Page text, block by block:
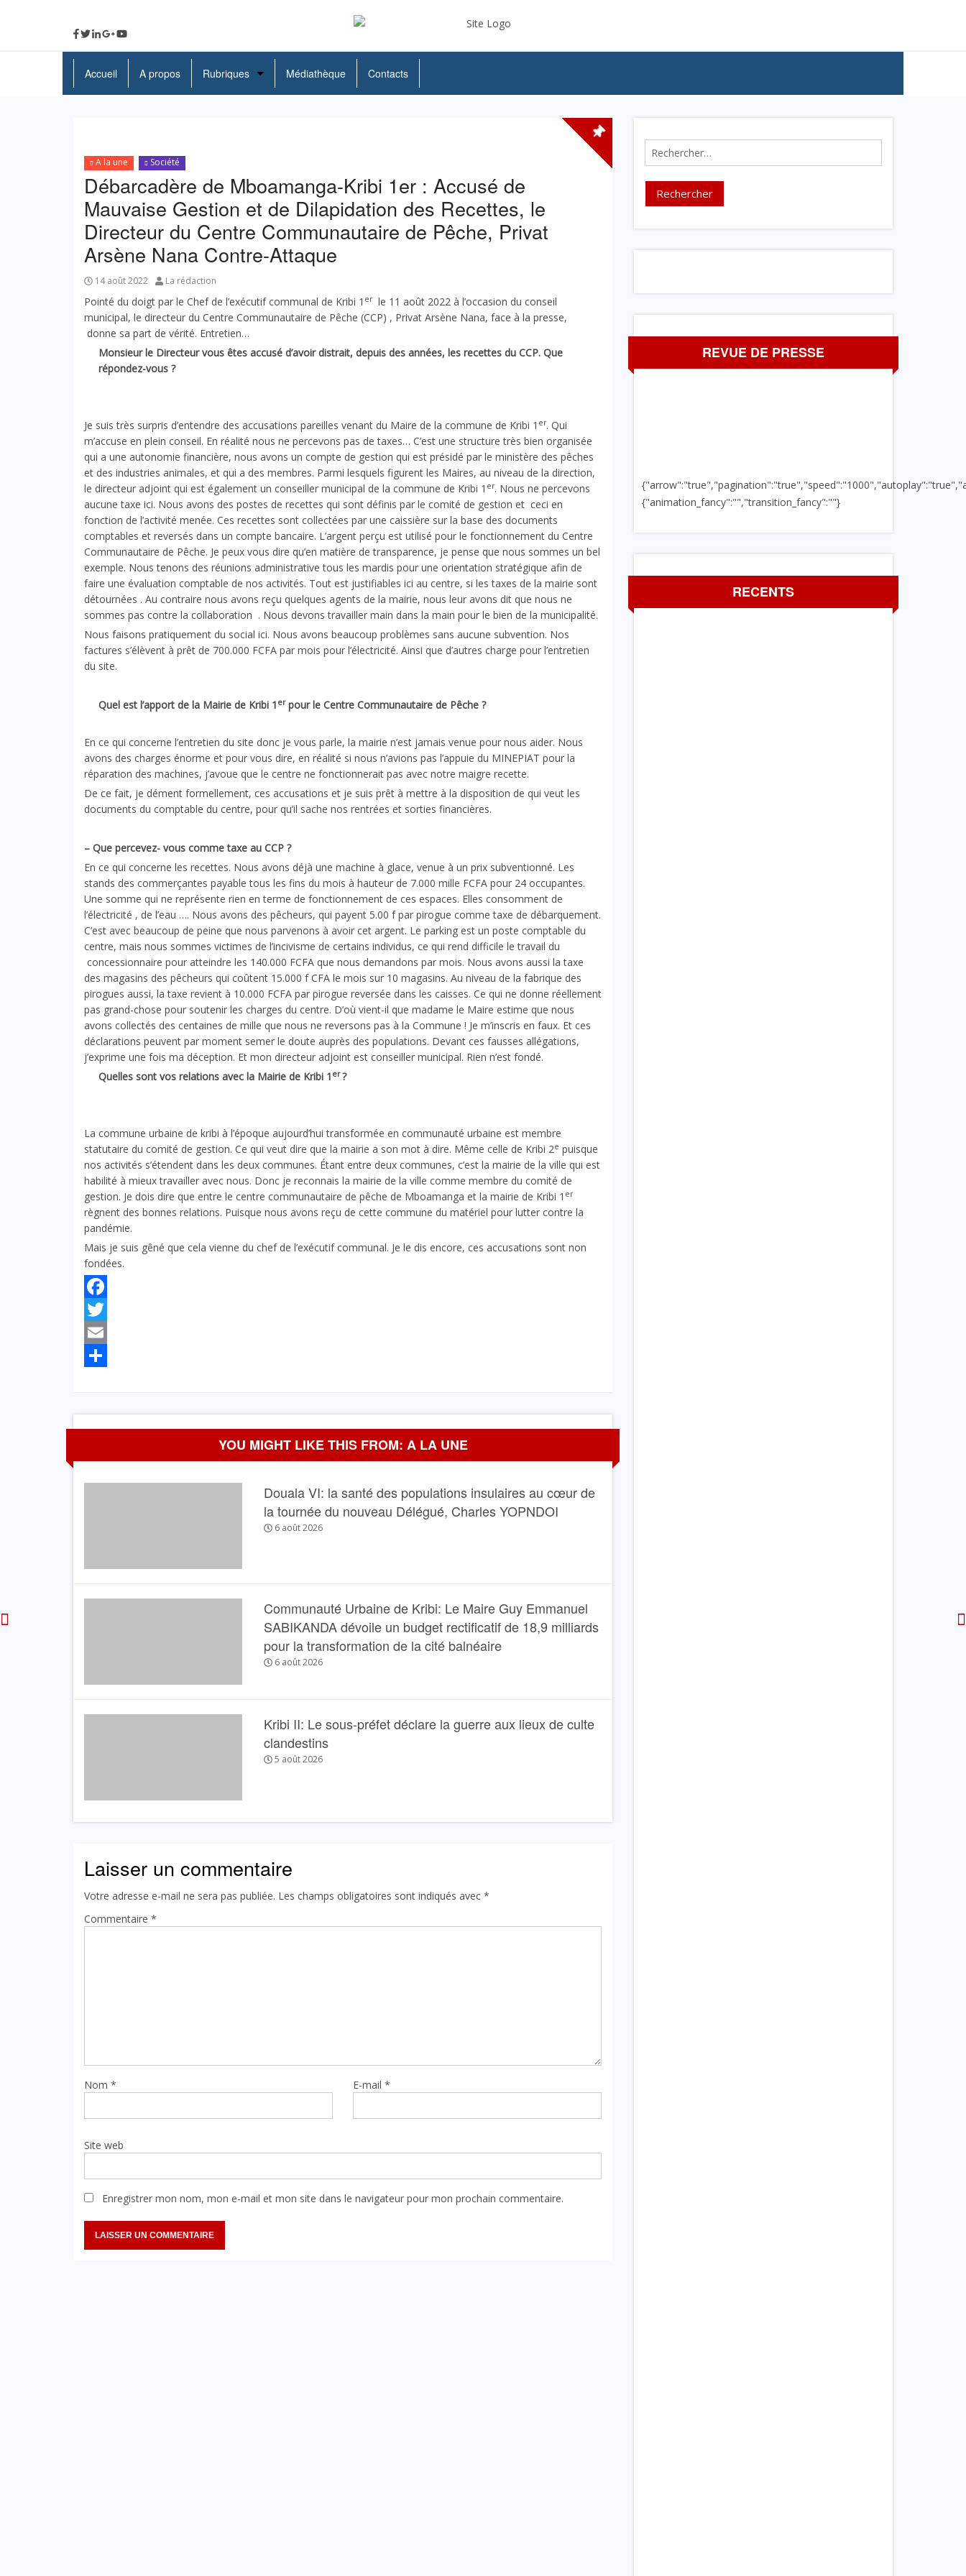
Accueil A propos Rubriques
Education
Société
Santé
Médiathèque Contacts
A la une Société
Débarcadère de Mboamanga-Kribi 1er : Accusé de
Mauvaise Gestion et de Dilapidation des Recettes, le
Directeur du Centre Communautaire de Pêche, Privat
Arsène Nana Contre-Attaque
14 août 2022 La rédaction
Pointé du doigt par le Chef de l’exécutif communal de Kribi 1 erle 11 août 2022 à l’occasion du conseil
municipal, le directeur du Centre Communautaire de Pêche (CCP) , Privat Arsène Nana, face à la presse,
donne sa part de vérité. Entretien…
Monsieur le Directeur vous êtes accusé d’avoir distrait, depuis des années, les recettes du CCP. Que
répondez-vous ?
Je suis très surpris d’entendre des accusations pareilles venant du Maire de la commune de Kribi 1 er. Qui
m’accuse en plein conseil. En réalité nous ne percevons pas de taxes… C’est une structure très bien organisée
qui a une autonomie financière, nous avons un compte de gestion qui est présidé par le ministère des pêches
et des industries animales, et qui a des membres. Parmi lesquels figurent les Maires, au niveau de la direction,
le directeur adjoint qui est également un conseiller municipal de la commune de Kribi 1 er. Nous ne percevons
aucune taxe ici. Nous avons des postes de recettes qui sont définis par le comité de gestion et ceci en
fonction de l’activité menée. Ces recettes sont collectées par une caissière sur la base des documents
comptables et reversés dans un compte bancaire. L’argent perçu est utilisé pour le fonctionnement du Centre
Communautaire de Pêche. Je peux vous dire qu’en matière de transparence, je pense que nous sommes un bel
exemple. Nous tenons des réunions administrative tous les mardis pour une orientation stratégique afin de
faire une évaluation comptable de nos activités. Tout est justifiables ici au centre, si les taxes de la mairie sont
détournées . Au contraire nous avons reçu quelques agents de la mairie, nous leur avons dit que nous ne
sommes pas contre la collaboration . Nous devons travailler main dans la main pour le bien de la municipalité.
Nous faisons pratiquement du social ici. Nous avons beaucoup problèmes sans aucune subvention. Nos
factures s’élèvent à prêt de 700.000 FCFA par mois pour l’électricité. Ainsi que d’autres charge pour l’entretien
du site.
Quel est l’apport de la Mairie de Kribi 1 erpour le Centre Communautaire de Pêche ?
En ce qui concerne l’entretien du site donc je vous parle, la mairie n’est jamais venue pour nous aider. Nous
avons des charges énorme et pour vous dire, en réalité si nous n’avions pas l’appuie du MINEPIAT pour la
réparation des machines, j’avoue que le centre ne fonctionnerait pas avec notre maigre recette.
De ce fait, je dément formellement, ces accusations et je suis prêt à mettre à la disposition de qui veut les
documents du comptable du centre, pour qu’il sache nos rentrées et sorties financières.
– Que percevez- vous comme taxe au CCP ?
En ce qui concerne les recettes. Nous avons déjà une machine à glace, venue à un prix subventionné. Les
stands des commerçantes payable tous les fins du mois à hauteur de 7.000 mille FCFA pour 24 occupantes.
Une somme qui ne représente rien en terme de fonctionnement de ces espaces. Elles consomment de
l’électricité , de l’eau …. Nous avons des pêcheurs, qui payent 5.00 f par pirogue comme taxe de débarquement.
C’est avec beaucoup de peine que nous parvenons à avoir cet argent. Le parking est un poste comptable du
centre, mais nous sommes victimes de l’incivisme de certains individus, ce qui rend difficile le travail du
concessionnaire pour atteindre les 140.000 FCFA que nous demandons par mois. Nous avons aussi la taxe
des magasins des pêcheurs qui coûtent 15.000 f CFA le mois sur 10 magasins. Au niveau de la fabrique des
pirogues aussi, la taxe revient à 10.000 FCFA par pirogue reversée dans les caisses. Ce qui ne donne réellement
pas grand-chose pour soutenir les charges du centre. D’où vient-il que madame le Maire estime que nous
avons collectés des centaines de mille que nous ne reversons pas à la Commune ! Je m’inscris en faux. Et ces
déclarations peuvent par moment semer le doute auprès des populations. Devant ces fausses allégations,
j’exprime une fois ma déception. Et mon directeur adjoint est conseiller municipal. Rien n’est fondé.
Quelles sont vos relations avec la Mairie de Kribi 1 er?
La commune urbaine de kribi à l’époque aujourd’hui transformée en communauté urbaine est membre
statutaire du comité de gestion. Ce qui veut dire que la mairie a son mot à dire. Même celle de Kribi 2e puisque
nos activités s’étendent dans les deux communes. Étant entre deux communes, c’est la mairie de la ville qui est
habilité à mieux travailler avec nous. Donc je reconnais la mairie de la ville comme membre du comité de
gestion. Je dois dire que entre le centre communautaire de pêche de Mboamanga et la mairie de Kribi 1 er
règnent des bonnes relations. Puisque nous avons reçu de cette commune du matériel pour lutter contre la
pandémie.
Mais je suis gêné que cela vienne du chef de l’exécutif communal. Je le dis encore, ces accusations sont non
fondées.
Facebook
Twitter
Email
YOU MIGHT LIKE THIS FROM: A LA UNE
Douala VI: la santé des populations insulaires au cœur de
la tournée du nouveau Délégué, Charles YOPNDOI
6 août 2026
Communauté Urbaine de Kribi: Le Maire Guy Emmanuel
SABIKANDA dévoile un budget rectificatif de 18,9 milliards
pour la transformation de la cité balnéaire
6 août 2026
Kribi II: Le sous-préfet déclare la guerre aux lieux de culte
clandestins
5 août 2026
Laisser un commentaire
Votre adresse e-mail ne sera pas publiée. Les champs obligatoires sont indiqués avec *
Commentaire *
Nom * E-mail*
Site web
Enregistrer mon nom, mon e-mail et mon site dans le navigateur pour mon prochain commentaire.
Rechercher :
REVUE DE PRESSE
{"animation_fancy":"","transition_fancy":""}
RECENTS